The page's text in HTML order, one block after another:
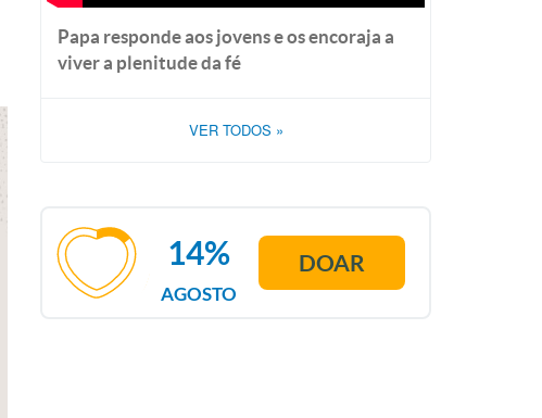
Papa responde aos jovens e os encoraja a
viver a plenitude da fé
VER TODOS »
AGOSTO
14% DOAR